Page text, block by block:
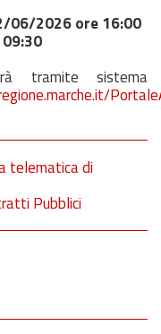
/06/2026ore 16:00
tramite sistema
telematica di
Pubblici